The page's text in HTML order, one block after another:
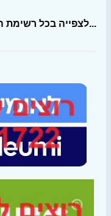
לצפייה בכל רשימת החברים שלי...